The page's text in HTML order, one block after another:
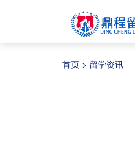
首页 > 留学资讯